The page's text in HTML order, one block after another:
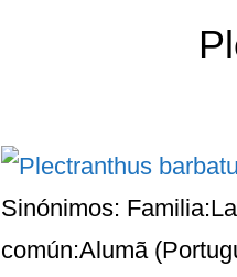
Sinónimos:
común:Alumã